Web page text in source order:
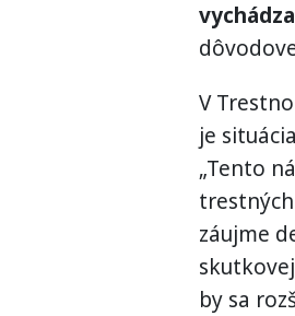
V
je
„Tento
záujme
by sa